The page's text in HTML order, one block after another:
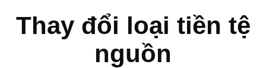
Thay đổi loại tiền tệ
nguồn